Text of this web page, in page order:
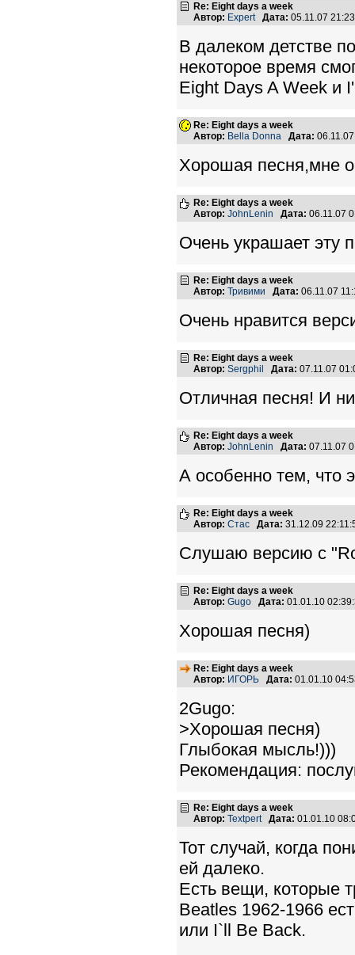
Re: Eight days a week
Автор: Expert Дата: 05.11.07
В далеком детстве
некоторое время
Eight Days A Week и
Re: Eight days a week
Автор: Bella Donna Дата:
Хорошая песня,мне
Re: Eight days a week
Автор: JohnLenin Дата: 06.11.07
Очень украшает эту
Re: Eight days a week
Автор: Тривими Дата: 06.11.07
Очень нравится
Re: Eight days a week
Автор: Sergphil Дата: 07.11.07
Отличная песня! И
Re: Eight days a week
Автор: JohnLenin Дата: 07.11.07
А особенно тем, что
Re: Eight days a week
Автор: Стас Дата: 31.12.09
Слушаю версию с
Re: Eight days a week
Автор: Gugo Дата: 01.01.10
Хорошая песня)
Re: Eight days a week
Автор: ИГОРЬ Дата: 01.01.10
2Gugo:
>Хорошая песня)
Глыбокая мысль!)))
Рекомендация:
Re: Eight days a week
Автор: Textpert Дата: 01.01.10
Тот случай, когда
ей далеко.
Есть вещи, которые
Beatles 1962-1966
или I`ll Be Back.